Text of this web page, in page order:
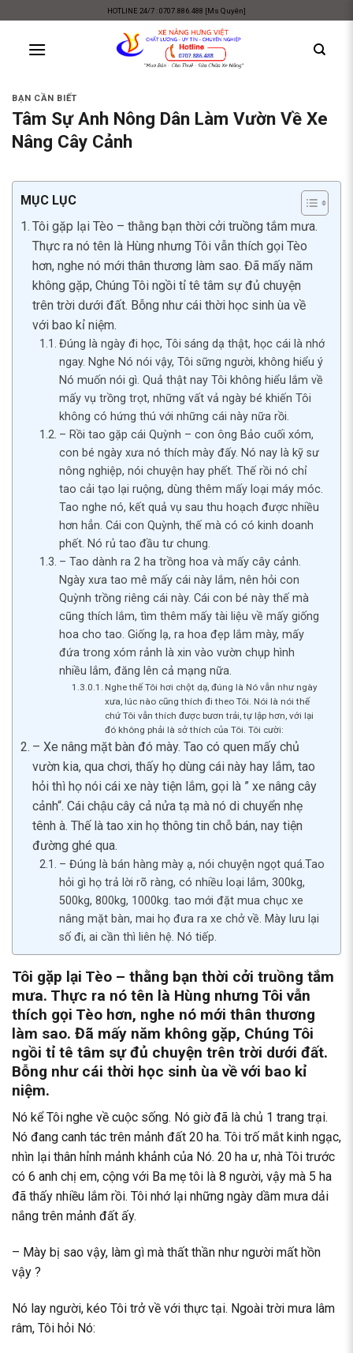
content
HOTLINE 24/7 : 0707.886.488 [Ms Quyên]
BẠN CẦN BIẾT
Tâm Sự Anh Nông Dân Làm Vườn Về Xe
Nâng Cây Cảnh
MỤC LỤC
Tôi gặp lại Tèo – thằng bạn thời cởi truồng tắm mưa.
Thực ra nó tên là Hùng nhưng Tôi vẫn thích gọi Tèo
hơn, nghe nó mới thân thương làm sao. Đã mấy năm
không gặp, Chúng Tôi ngồi tỉ tê tâm sự đủ chuyện
trên trời dưới đất. Bỗng như cái thời học sinh ùa về
với bao kỉ niệm.
Đúng là ngày đi học, Tôi sáng dạ thật, học cái là nhớ
ngay. Nghe Nó nói vậy, Tôi sững người, không hiểu ý
Nó muốn nói gì. Quả thật nay Tôi không hiểu lắm về
mấy vụ trồng trọt, những vất vả ngày bé khiến Tôi
không có hứng thú với những cái này nữa rồi.
– Rồi tao gặp cái Quỳnh – con ông Bảo cuối xóm,
con bé ngày xưa nó thích mày đấy. Nó nay là kỹ sư
nông nghiệp, nói chuyện hay phết. Thế rồi nó chỉ
tao cải tạo lại ruộng, dùng thêm mấy loại máy móc.
Tao nghe nó, kết quả vụ sau thu hoạch được nhiều
hơn hẳn. Cái con Quỳnh, thế mà có có kinh doanh
phết. Nó rủ tao đầu tư chung.
– Tao dành ra 2 ha trồng hoa và mấy cây cảnh.
Ngày xưa tao mê mấy cái này lắm, nên hỏi con
Quỳnh trồng riêng cái này. Cái con bé này thế mà
cũng thích lắm, tìm thêm mấy tài liệu về mấy giống
hoa cho tao. Giống lạ, ra hoa đẹp lắm mày, mấy
đứa trong xóm rảnh là xin vào vườn chụp hình
nhiều lắm, đăng lên cả mạng nữa.
Nghe thế Tôi hơi chột dạ, đúng là Nó vẫn như ngày
xưa, lúc nào cũng thích đi theo Tôi. Nói là nói thế
chứ Tôi vẫn thích được bươn trải, tự lập hơn, với lại
đó không phải là sở thích của Tôi. Tôi cười:
– Xe nâng mặt bàn đó mày. Tao có quen mấy chủ
vườn kia, qua chơi, thấy họ dùng cái này hay lắm, tao
hỏi thì họ nói cái xe này tiện lắm, gọi là ” xe nâng cây
cảnh“. Cái chậu cây cả nửa tạ mà nó di chuyển nhẹ
tênh à. Thế là tao xin họ thông tin chỗ bán, nay tiện
đường ghé qua.
– Đúng là bán hàng mày ạ, nói chuyện ngọt quá.Tao
hỏi gì họ trả lời rõ ràng, có nhiều loại lắm, 300kg,
500kg, 800kg, 1000kg. tao mới đặt mua chục xe
nâng mặt bàn, mai họ đưa ra xe chở về. Mày lưu lại
số đi, ai cần thì liên hệ. Nó tiếp.
Tôi gặp lại Tèo – thằng bạn thời cởi truồng tắm
mưa. Thực ra nó tên là Hùng nhưng Tôi vẫn
thích gọi Tèo hơn, nghe nó mới thân thương
làm sao. Đã mấy năm không gặp, Chúng Tôi
ngồi tỉ tê tâm sự đủ chuyện trên trời dưới đất.
Bỗng như cái thời học sinh ùa về với bao kỉ
niệm.
Nó kể Tôi nghe về cuộc sống. Nó giờ đã là chủ 1 trang trại.
Nó đang canh tác trên mảnh đất 20 ha. Tôi trố mắt kinh ngạc,
nhìn lại thân hỉnh mảnh khảnh của Nó. 20 ha ư, nhà Tôi trước
có 6 anh chị em, cộng với Ba mẹ tôi là 8 người, vậy mà 5 ha
đã thấy nhiều lắm rồi. Tôi nhớ lại những ngày dầm mưa dải
nắng trên mảnh đất ấy.
– Mày bị sao vậy, làm gì mà thất thần như người mất hồn
vậy ?
Nó lay người, kéo Tôi trở về với thực tại. Ngoài trời mưa lâm
râm, Tôi hỏi Nó: